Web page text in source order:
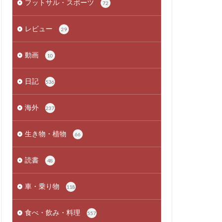
フットサル・スポーツ 72
レビュー 29
動画 10
日記 536
海外 237
生き物・植物 66
読書 48
車・乗り物 118
食べ・飲み・料理 557